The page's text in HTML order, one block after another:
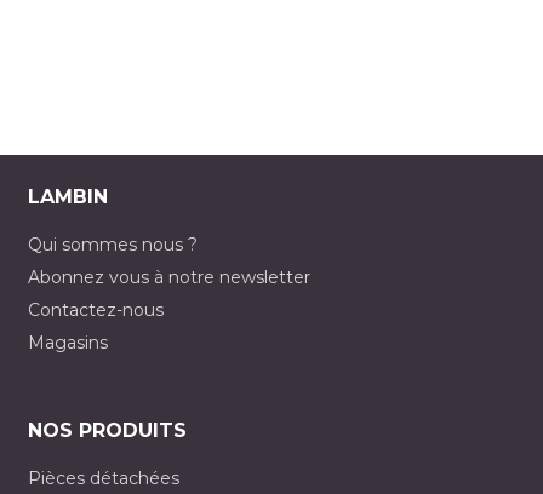
LAMBIN
Qui sommes nous ?
Abonnez vous à notre newsletter
Contactez-nous
Magasins
NOS PRODUITS
Pièces détachées